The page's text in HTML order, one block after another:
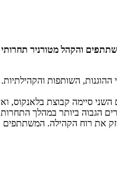
השותפות
הגבוה ביותר במהלך
מצוינות ומחזק את רוח